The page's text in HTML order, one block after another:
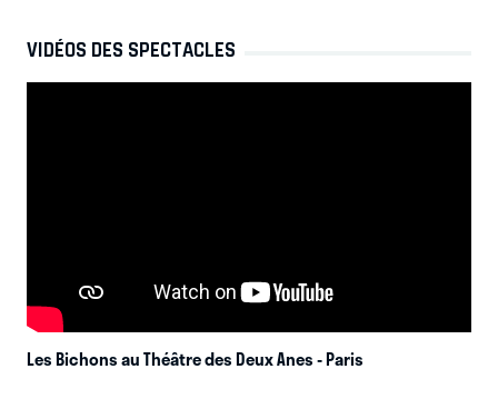
VIDÉOS DES SPECTACLES
Les Bichons au Théâtre des Deux Anes- Paris